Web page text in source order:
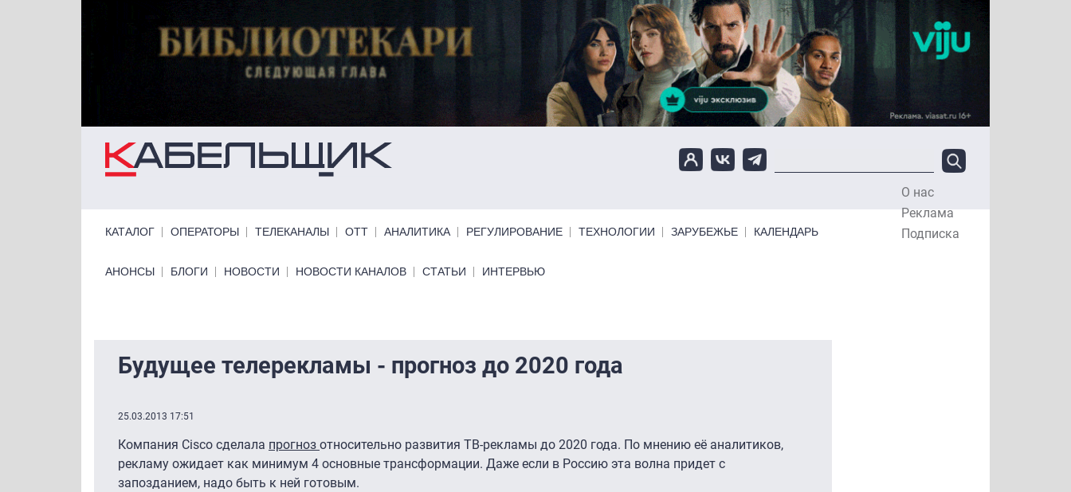
О нас
Реклама
Подписка
КАТАЛОГ ОПЕРАТОРЫ ТЕЛЕКАНАЛЫ ОТТ АНАЛИТИКА РЕГУЛИРОВАНИЕ ТЕХНОЛОГИИ ЗАРУБЕЖЬЕ КАЛЕНДАРЬ
Primary links bottom
АНОНСЫ БЛОГИ НОВОСТИ НОВОСТИ КАНАЛОВ СТАТЬИ ИНТЕРВЬЮ
Будущее телерекламы - прогноз до 2020 года
25.03.2013 17:51
Компания Cisco сделала прогноз относительно развития ТВ-рекламы до 2020 года. По мнению её аналитиков,
рекламу ожидает как минимум 4 основные трансформации. Даже если в Россию эта волна придет с
запозданием, надо быть к ней готовым.